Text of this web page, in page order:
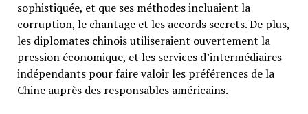
sophistiquée, et que ses méthodes incluaient la
corruption, le chantage et les accords secrets. De plus,
les diplomates chinois utiliseraient ouvertement la
pression économique, et les services d’intermédiaires
indépendants pour faire valoir les préférences de la
Chine auprès des responsables américains.